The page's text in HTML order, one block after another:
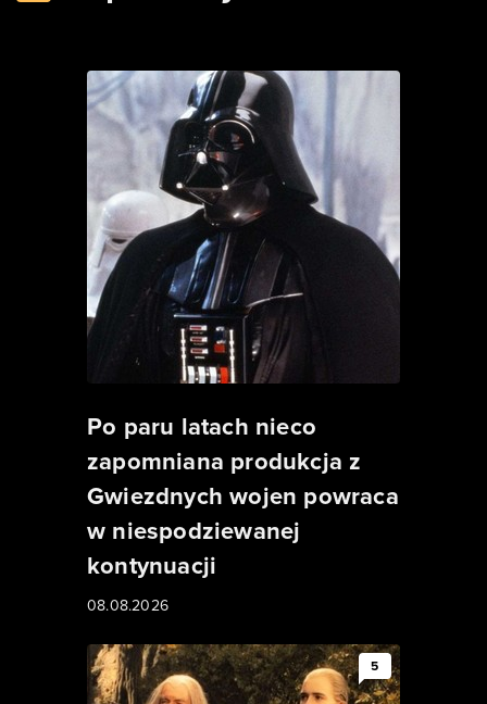
Po paru latach nieco
zapomniana produkcja z
Gwiezdnych wojen powraca
w niespodziewanej
kontynuacji
08.08.2026
5